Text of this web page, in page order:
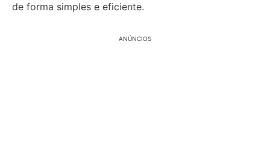
de forma simples e eficiente.
ANÚNCIOS